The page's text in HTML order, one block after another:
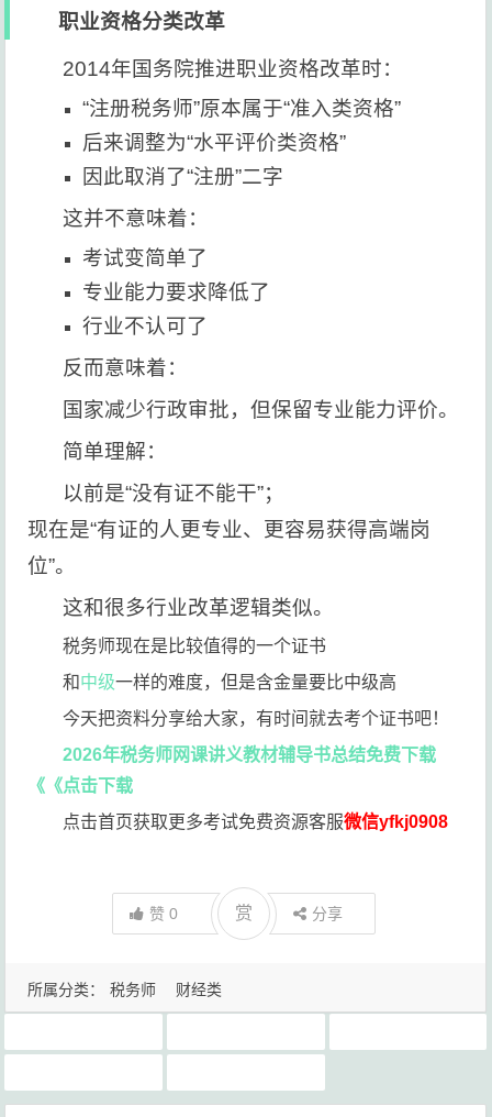
职业资格分类改革
2014年国务院推进职业资格改革时：
“注册税务师”原本属于“准入类资格”
后来调整为“水平评价类资格”
因此取消了“注册”二字
这并不意味着：
考试变简单了
专业能力要求降低了
行业不认可了
反而意味着：
国家减少行政审批，但保留专业能力评价。
简单理解：
以前是“没有证不能干”；
现在是“有证的人更专业、更容易获得高端岗
位”。
这和很多行业改革逻辑类似。
税务师现在是比较值得的一个证书
和中级一样的难度，但是含金量要比中级高
今天把资料分享给大家，有时间就去考个证书吧！
2026年税务师网课讲义教材辅导书总结免费下载
《《点击下载
点击首页获取更多考试免费资源客服微信yfkj0908
赞0 赏 分享
所属分类： 税务师 财经类